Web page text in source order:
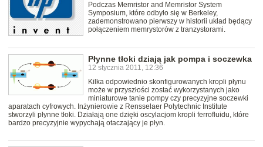
Podczas Memristor and Memristor System
Symposium, które odbyło się w Berkeley,
zademonstrowano pierwszy w historii układ będący
połączeniem memrystorów z tranzystorami.
Płynne tłoki dziają jak pompa i soczewka
12 stycznia 2011, 12:36
Kilka odpowiednio skonfigurowanych kropli płynu
może w przyszłości zostać wykorzystanych jako
miniaturowe tanie pompy czy precyzyjne soczewki
aparatach cyfrowych. Inżynierowie z Rensselaer Polytechnic Institute
stworzyli płynne tłoki. Działają one dzięki oscylacjom kropli ferrofluidu, które
bardzo precyzyjnie wypychają otaczający je płyn.